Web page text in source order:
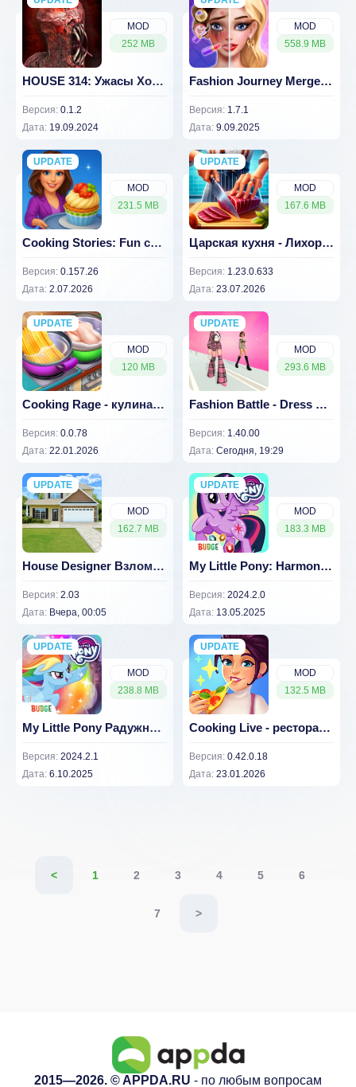
MOD
252 MB
HOUSE 314: Ужасы Хоррор Шутер
Версия: 0.1.2
Дата: 19.09.2024
MOD
558.9 MB
Fashion Journey Merge Story
Версия: 1.7.1
Дата: 9.09.2025
MOD
231.5 MB
UPDATE
NEW
Cooking Stories: Fun cafe game (ВЗЛОМ Много Денег)
Версия: 0.157.26
Дата: 2.07.2026
MOD
167.6 MB
UPDATE
NEW
Царская кухня - Лихорадка (ВЗЛОМ Много Денег)
Версия: 1.23.0.633
Дата: 23.07.2026
MOD
120 MB
UPDATE
NEW
Cooking Rage - кулинарные игры (ВЗЛОМ Много Денег)
Версия: 0.0.78
Дата: 22.01.2026
MOD
293.6 MB
UPDATE
NEW
Fashion Battle - Dress up game (ВЗЛОМ Много Денег)
Версия: 1.40.00
Дата: Сегодня, 19:29
MOD
162.7 MB
UPDATE
NEW
House Designer Взлом (много денег) 2.03
Версия: 2.03
Дата: Вчера, 00:05
MOD
183.3 MB
UPDATE
NEW
My Little Pony: Harmony Quest v 2024.2.0 [ВЗЛОМ: на пони]
Версия: 2024.2.0
Дата: 13.05.2025
MOD
238.8 MB
UPDATE
NEW
My Little Pony Радужные гонки
Версия: 2024.2.1
Дата: 6.10.2025
MOD
132.5 MB
UPDATE
NEW
Cooking Live - ресторан мечты
Версия: 0.42.0.18
Дата: 23.01.2026
< 1 2 3 4 5 6
7 >
2015—2026. © APPDA.RU - по любым вопросам